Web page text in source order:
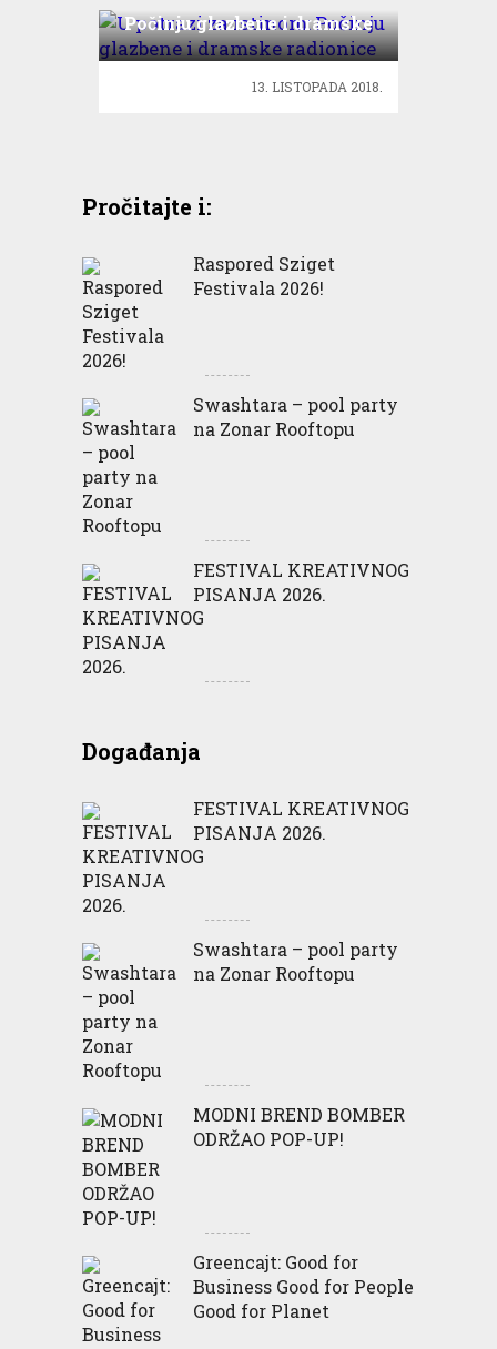
Počinju glazbene i dramske
radionice
13. LISTOPADA 2018.
Pročitajte i:
Raspored Sziget
Festivala 2026!
Swashtara – pool party
na Zonar Rooftopu
FESTIVAL KREATIVNOG
PISANJA 2026.
Događanja
FESTIVAL KREATIVNOG
PISANJA 2026.
Swashtara – pool party
na Zonar Rooftopu
MODNI BREND BOMBER
ODRŽAO POP-UP!
Greencajt: Good for
Business Good for People
Good for Planet